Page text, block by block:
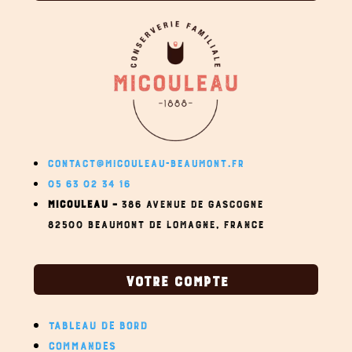
CONTACT@MICOULEAU-BEAUMONT.FR
05 63 02 34 16
MICOULEAU – 386 AVENUE DE GASCOGNE
82500 BEAUMONT DE LOMAGNE, FRANCE
VOTRE COMPTE
TABLEAU DE BORD
COMMANDES